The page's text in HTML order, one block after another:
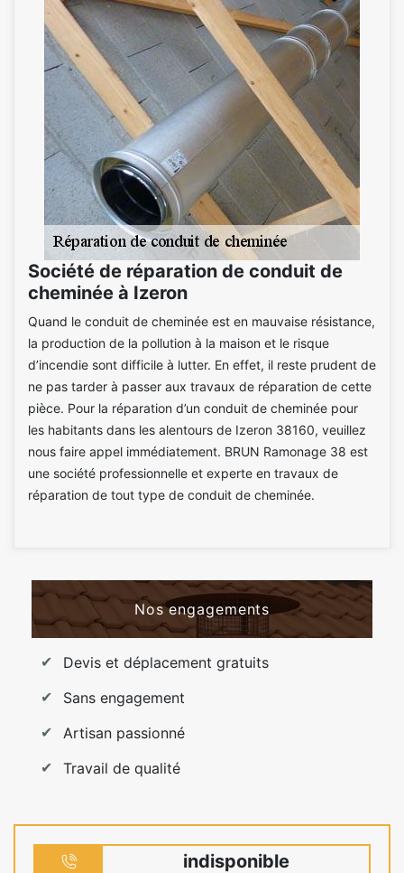
Société de réparation de conduit de
cheminée à Izeron
Quand le conduit de cheminée est en mauvaise résistance,
la production de la pollution à la maison et le risque
d’incendie sont difficile à lutter. En effet, il reste prudent de
ne pas tarder à passer aux travaux de réparation de cette
pièce. Pour la réparation d’un conduit de cheminée pour
les habitants dans les alentours de Izeron 38160, veuillez
nous faire appel immédiatement. BRUN Ramonage 38 est
une société professionnelle et experte en travaux de
réparation de tout type de conduit de cheminée.
Nos engagements
Devis et déplacement gratuits
Sans engagement
Artisan passionné
Travail de qualité
indisponible